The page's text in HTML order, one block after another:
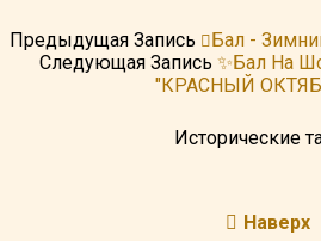
Предыдущая Запись
Бал -
Следующая Запись ✨Бал На
"КРАСНЫЙ
Исторические
Наверх